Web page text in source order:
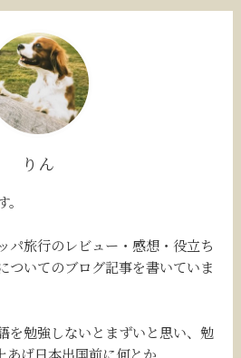
りん
パ旅行のレビュー・感想・役立ち
ついてのブログ記事を書いていま
を勉強しないとまずいと思い、勉
げ日本出国前に何とか